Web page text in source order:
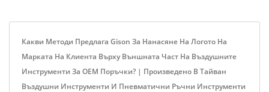
Какви Методи Предлага Gison За Нанасяне На Логото На
Марката На Клиента Върху Външната Част На Въздушните
Инструменти За OEM Поръчки? | Произведено В Тайван
Въздушни Инструменти И Пневматични Ръчни Инструменти